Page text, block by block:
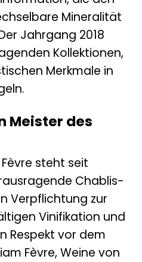
Mineralität
Jahrgang 2018
Kollektionen,
Merkmale in
Meister des
steht seit
Chablis-
Verpflichtung zur
Vinifikation und
Respekt vor dem
Fèvre, Weine von